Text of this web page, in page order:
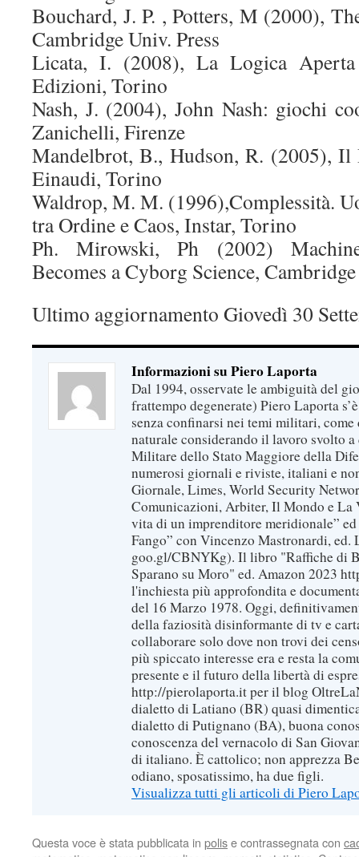
Bouchard, J. P. , Potters, M (2000),
Cambridge Univ. Press
Licata, I. (2008), La Logica
Edizioni, Torino
Nash, J. (2004), John Nash: giochi
Zanichelli, Firenze
Mandelbrot, B., Hudson, R. (2005),
Einaudi, Torino
Waldrop, M. M. (1996),Complessità.
tra Ordine e Caos, Instar, Torino
Ph. Mirowski, Ph (2002)
Becomes a Cyborg Science,
Ultimo aggiornamento Giovedì 30
Informazioni su Piero Laporta
Dal 1994, osservate le ambiguità del
frattempo degenerate) Piero Laporta
senza confinarsi nei temi militari, come
naturale considerando il lavoro svolto
Militare dello Stato Maggiore della
numerosi giornali e riviste, italiani e
Giornale, Limes, World Security
Comunicazioni, Arbiter, Il Mondo e La
vita di un imprenditore meridionale”
Fango” con Vincenzo Mastronardi,
goo.gl/CBNYKg). Il libro "Raffiche di
Sparano su Moro" ed. Amazon 2023
l'inchiesta più approfondita e
del 16 Marzo 1978. Oggi,
della faziosità disinformante di tv e
collaborare solo dove non trovi dei
più spiccato interesse era e resta la
presente e il futuro della libertà di
http://pierolaporta.it per il blog
dialetto di Latiano (BR) quasi
dialetto di Putignano (BA), buona
conoscenza del vernacolo di San
di italiano. È cattolico; non apprezza
odiano, sposatissimo, ha due figli.
Visualizza tutti gli articoli di Piero
Questa voce è stata pubblicata in polise contrassegnata con